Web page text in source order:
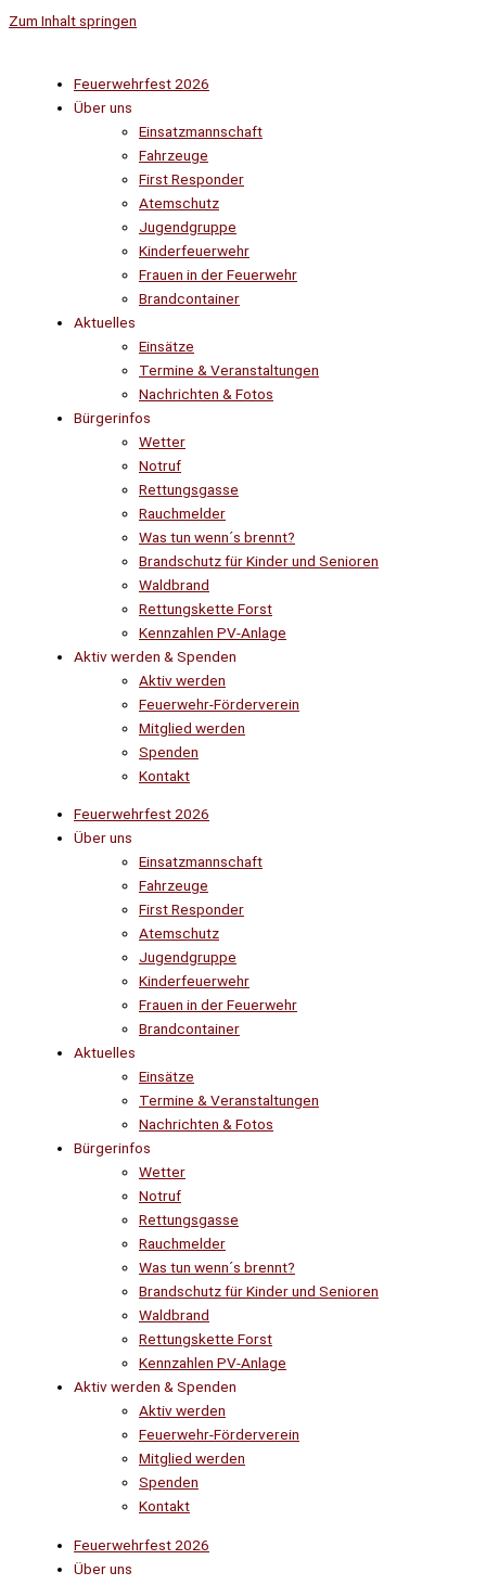
Zum Inhalt springen
Feuerwehrfest 2026
Über uns
Einsatzmannschaft
Fahrzeuge
First Responder
Atemschutz
Jugendgruppe
Kinderfeuerwehr
Frauen in der Feuerwehr
Brandcontainer
Aktuelles
Einsätze
Termine & Veranstaltungen
Nachrichten & Fotos
Bürgerinfos
Wetter
Notruf
Rettungsgasse
Rauchmelder
Was tun wenn´s brennt?
Brandschutz für Kinder und Senioren
Waldbrand
Rettungskette Forst
Kennzahlen PV-Anlage
Aktiv werden & Spenden
Aktiv werden
Feuerwehr-Förderverein
Mitglied werden
Spenden
Kontakt
Feuerwehrfest 2026
Über uns
Einsatzmannschaft
Fahrzeuge
First Responder
Atemschutz
Jugendgruppe
Kinderfeuerwehr
Frauen in der Feuerwehr
Brandcontainer
Aktuelles
Einsätze
Termine & Veranstaltungen
Nachrichten & Fotos
Bürgerinfos
Wetter
Notruf
Rettungsgasse
Rauchmelder
Was tun wenn´s brennt?
Brandschutz für Kinder und Senioren
Waldbrand
Rettungskette Forst
Kennzahlen PV-Anlage
Aktiv werden & Spenden
Aktiv werden
Feuerwehr-Förderverein
Mitglied werden
Spenden
Kontakt
Feuerwehrfest 2026
Über uns